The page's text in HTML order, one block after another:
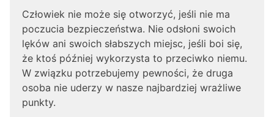
Człowiek nie może się otworzyć, jeśli nie ma
poczucia bezpieczeństwa. Nie odsłoni swoich
lęków ani swoich słabszych miejsc, jeśli boi się,
że ktoś później wykorzysta to przeciwko niemu.
W związku potrzebujemy pewności, że druga
osoba nie uderzy w nasze najbardziej wrażliwe
punkty.